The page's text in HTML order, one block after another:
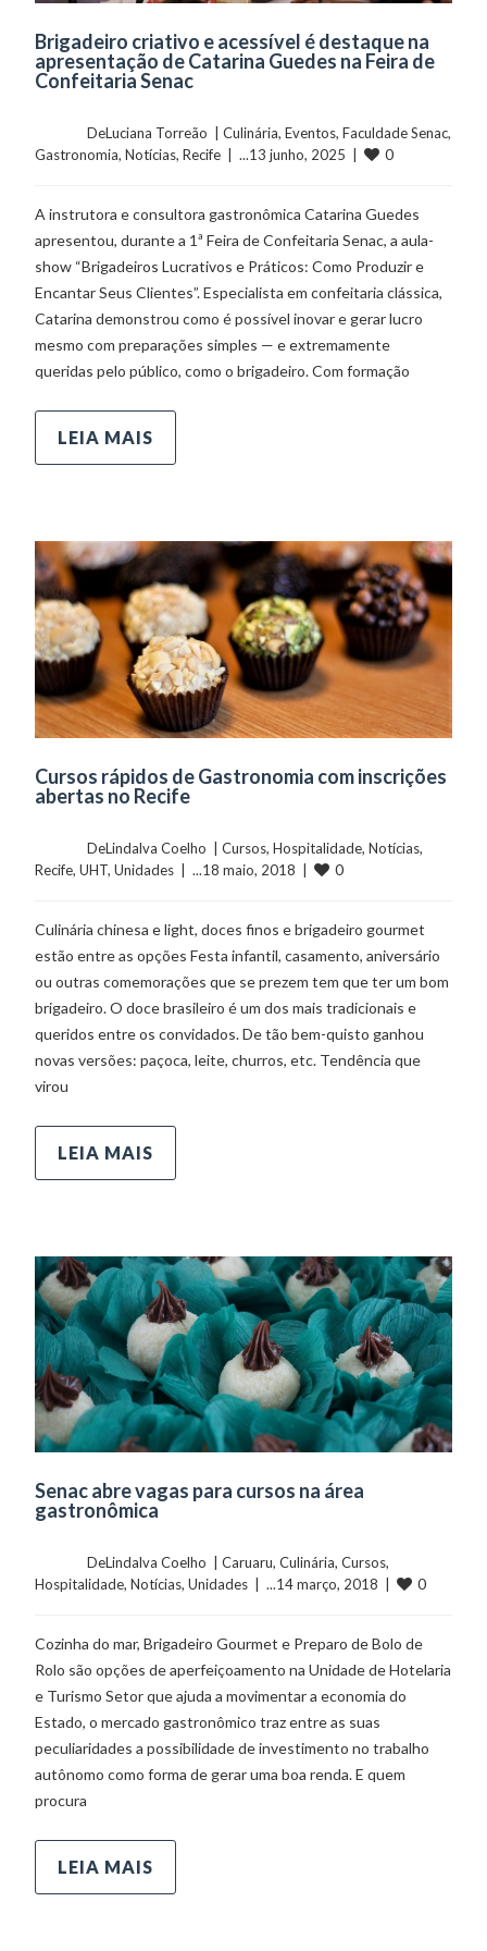
Brigadeiro criativo e acessível é destaque na
apresentação de Catarina Guedes na Feira de
Confeitaria Senac
	    	DeLuciana Torreão  |
Culinária, Eventos, Faculdade Senac
Gastronomia, Notícias, Recife
  |  ...13 junho, 2025  |
0
A instrutora e consultora gastronômica Catarina Guedes
apresentou, durante a 1ª Feira de Confeitaria Senac, a aula-
show “Brigadeiros Lucrativos e Práticos: Como Produzir e
Encantar Seus Clientes”. Especialista em confeitaria clássica,
Catarina demonstrou como é possível inovar e gerar lucro
mesmo com preparações simples — e extremamente
queridas pelo público, como o brigadeiro. Com formação
LEIA MAIS
Cursos rápidos de Gastronomia com inscrições
abertas no Recife
	    	DeLindalva Coelho  |
Cursos, Hospitalidade, Notícias
Recife, UHT, Unidades
  |  ...18 maio, 2018  |
0
Culinária chinesa e light, doces finos e brigadeiro gourmet
estão entre as opções Festa infantil, casamento, aniversário
ou outras comemorações que se prezem tem que ter um bom
brigadeiro. O doce brasileiro é um dos mais tradicionais e
queridos entre os convidados. De tão bem-quisto ganhou
novas versões: paçoca, leite, churros, etc. Tendência que
virou
LEIA MAIS
Senac abre vagas para cursos na área
gastronômica
	    	DeLindalva Coelho  |
Caruaru, Culinária, Cursos
Hospitalidade, Notícias, Unidades
  |  ...14 março, 2018  |
0
Cozinha do mar, Brigadeiro Gourmet e Preparo de Bolo de
Rolo são opções de aperfeiçoamento na Unidade de Hotelaria
e Turismo Setor que ajuda a movimentar a economia do
Estado, o mercado gastronômico traz entre as suas
peculiaridades a possibilidade de investimento no trabalho
autônomo como forma de gerar uma boa renda. E quem
procura
LEIA MAIS